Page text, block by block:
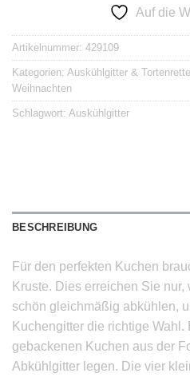
Auf die
Artikelnummer: 429109
Kategorien: Auskühlgitter &
Weihnachten
Schlagwort: Auskühlgitter
BESCHREIBUNG
Für den perfekten Kuchen
Kruste. Dies erreichen Sie
schön gleichmäßig abkühlen,
Kuchengitter die richtige Wahl.
gebackenen Kuchen aus der
Abkühlgitter legen. Die vier